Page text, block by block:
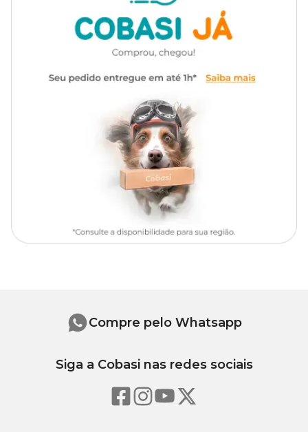
Zee.Dog Kitchen
Carne de frango, batata, cenoura, arroz integral, mandioquinha,
Compre pelo Whatsapp
Siga a Cobasi nas redes sociais